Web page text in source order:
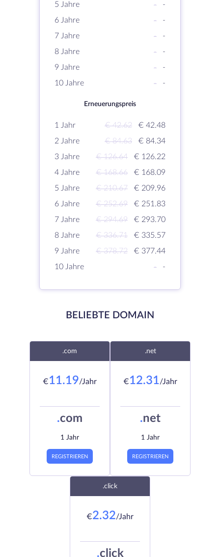
5 Jahre
-
-
6 Jahre
-
-
7 Jahre
-
-
8 Jahre
-
-
9 Jahre
-
-
10 Jahre
- -
Erneuerungspreis
1 Jahr € 42.62
€ 42.48
2 Jahre
€ 84.63
€ 84.34
3 Jahre
€ 126.64
€ 126.22
4 Jahre
€ 168.66
€ 168.09
5 Jahre
€ 210.67
€ 209.96
6 Jahre
€ 252.69
€ 251.83
7 Jahre
€ 294.69
€ 293.70
8 Jahre
€ 336.71
€ 335.57
9 Jahre
€ 378.72
€ 377.44
10 Jahre
- -
BELIEBTE DOMAIN
.com
€11.19/Jahr
.com
1 Jahr
REGISTRIEREN
.net
€12.31/Jahr
.net
1 Jahr
REGISTRIEREN
.click
€2.32/Jahr
.click